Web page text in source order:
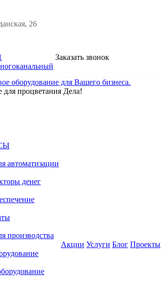
26
Заказать звонок
для процветания Дела!
автоматизации
денег
производства
Акции Услуги Блог Проекты